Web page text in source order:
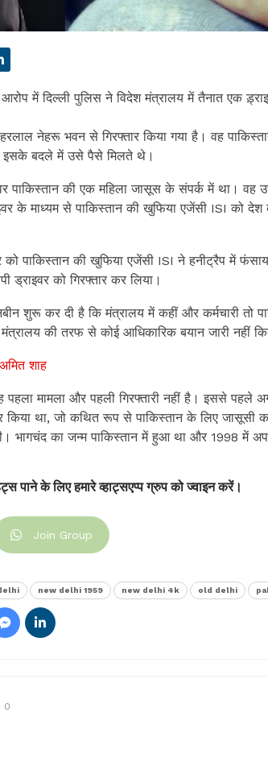
में दिल्ली पुलिस ने विदेश मंत्रालय में तैनात एक
नेहरू भवन से गिरफ्तार किया गया है। वह
इसके बदले में उसे पैसे मिलते थे।
पाकिस्तान की एक महिला जासूस के संपर्क में था। वह
के माध्यम से पाकिस्तान की खुफिया एजेंसी ISI को देश
पाकिस्तान की खुफिया एजेंसी ISI ने हनीट्रैप में
ड्राइवर को गिरफ्तार कर लिया।
शुरू कर दी है कि मंत्रालय में कहीं और कर्मचारी तो
की तरफ से कोई आधिकारिक बयान जारी नहीं
शाह
मामला और पहली गिरफ्तारी नहीं है। इससे पहले
किया था, जो कथित रूप से पाकिस्तान के लिए जासूसी
का जन्म पाकिस्तान में हुआ था और 1998 में
पाने के लिए हमारे व्हाट्सएप्प ग्रुप को ज्वाइन करें।
Join Group
new delhi 1959 new delhi 4k old delhi
0